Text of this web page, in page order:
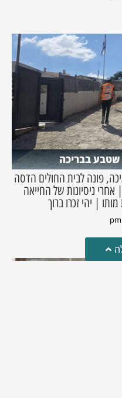
שטבע בבריכה
פונה לבית החולים הדסה
ניסיונות של החייאה
| יהי זכרו ברוך